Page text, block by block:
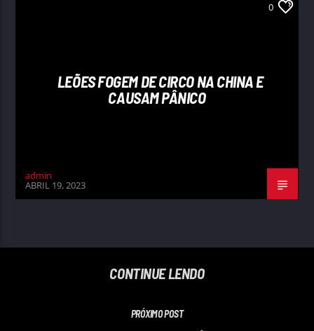
0
LEÕES FOGEM DE CIRCO NA CHINA E
CAUSAM PÂNICO
admin
ABRIL 19, 2023
CONTINUE LENDO
PRÓXIMO POST